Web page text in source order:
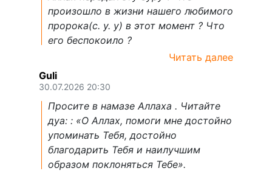
произошло в жизни нашего любимого
пророка(с. у. у) в этот момент ? Что
его беспокоило ?
Читать далее
Guli
30.07.2026 20:30
Просите в намазе Аллаха . Читайте
дуа: : «О Аллах, помоги мне достойно
упоминать Тебя, достойно
благодарить Тебя и наилучшим
образом поклоняться Тебе».